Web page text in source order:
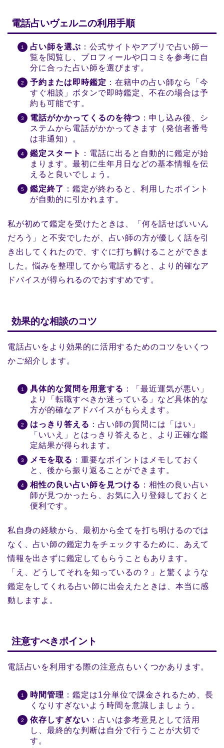
電話占いヴェルニの利用手順
占い師を選ぶ ：公式サイトやアプリで占い師一
覧を閲覧し、プロフィールや口コミを参考に自
分に合った占い師を選びます。
予約または即時鑑定 ：在籍中の占い師なら「今
すぐ相談」ボタンで即時鑑定、不在の場合は予
約も可能です。
電話がかかってくるのを待つ ：申し込み後、シ
ステムから電話がかかってきます（発信者番号
は非通知）。
鑑定スタート
：電話に出ると自動的に鑑定が始
まります。最初に生年月日などの基本情報を伝
えると良いでしょう。
鑑定終了 ：鑑定が終わると、利用したポイント
が自動的に引かれます。
私が初めて鑑定を受けたときは、「何を話せばいいん
だろう」と不安でしたが、占い師の方が優しく話を引
き出してくれたので、すぐに打ち解けることができま
した。悩みを整理してから電話すると、より的確なア
ドバイスが得られるのでおすすめです。
効果的な相談のコツ
電話占いをより効果的に活用するためのコツをいくつ
かご紹介します。
具体的な質問を用意する ：「最近運気が悪い」
より「転職すべきか迷っている」など具体的な
方が的確なアドバイスがもらえます。
はっきり答える ：占い師の質問には「はい」
「いいえ」とはっきり答えると、より正確な鑑
定結果が得られます。
メモを取る ：重要なポイントはメモしておく
と、後から振り返ることができます。
相性の良い占い師を見つける ：相性の良い占い
師が見つかったら、お気に入り登録しておくと
便利です。
私自身の経験から、最初から全てを打ち明けるのでは
なく、占い師の鑑定力をチェックするために、あえて
情報を出さずに鑑定してもらうこともあります。
「え、どうしてそれを知っているの？」と驚くような
鑑定をしてくれる占い師に出会えたときは、本当に感
動しますよ。
注意すべきポイント
電話占いを利用する際の注意点もいくつかあります。
時間管理 ：鑑定は1分単位で課金されるため、長
くなりすぎないよう時間を意識しましょう。
依存しすぎない ：占いは参考意見として活用
し、最終的な判断は自分で行うことが大切で
す。